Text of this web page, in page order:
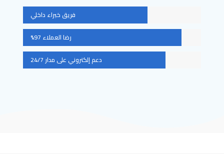
فريق خبراء داخلي
رضا العملاء 97%
دعم إلكتروني على مدار 24/7